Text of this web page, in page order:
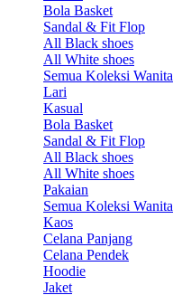
Bola Basket
Sandal & Fit Flop
All Black shoes
All White shoes
Semua Koleksi Wanita
Lari
Kasual
Bola Basket
Sandal & Fit Flop
All Black shoes
All White shoes
Pakaian
Semua Koleksi Wanita
Kaos
Celana Panjang
Celana Pendek
Hoodie
Jaket